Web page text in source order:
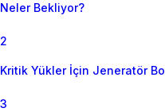
Neler Bekliyor?
2
Kritik Yükler İçin Jeneratör
3